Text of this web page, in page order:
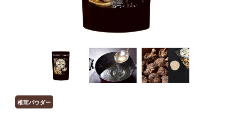
椎茸パウダー